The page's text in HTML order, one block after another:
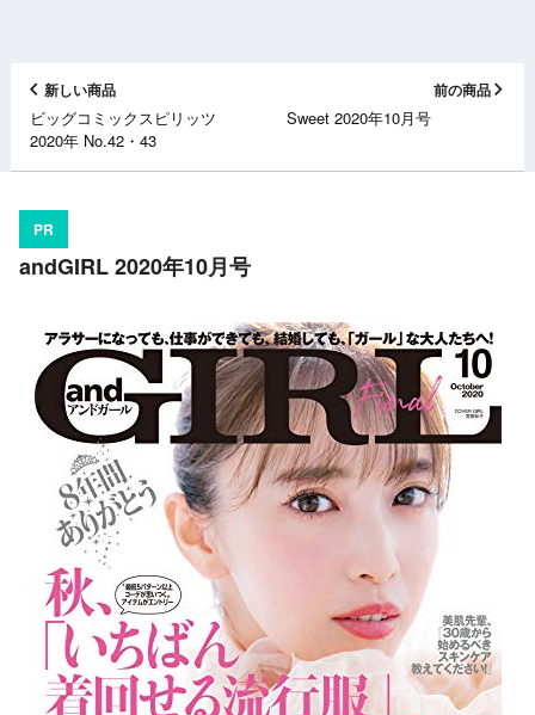
新しい商品
ビッグコミックスピリッツ
2020年 No.42・43
前の商品
Sweet 2020年10月号
PR
andGIRL 2020年10月号